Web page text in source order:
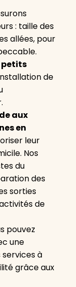
: taille des
allées, pour
petits
de
aux
en
leur
Nos
du
des
sorties
de
pouvez
une
services à
grâce aux